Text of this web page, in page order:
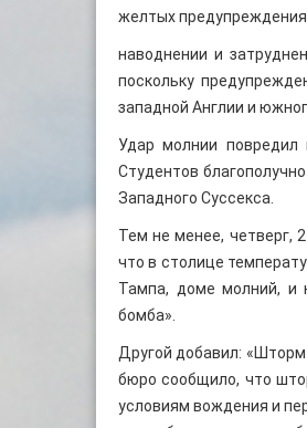
желтых
наводнении и
поскольку
западной Англии и
Удар молнии повредил
Студентов
Западного Суссекса.
Тем не менее, четверг,
что в столице
Тампа, доме молний, и
бомба».
Другой добавил:
бюро сообщило, что
условиям вождения и